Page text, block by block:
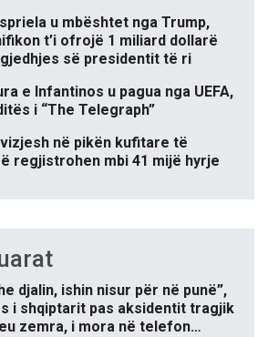
u mbështet nga Trump,
t’i ofrojë 1 miliard dollarë
së presidentit të ri
e Infantinos u pagua nga UEFA,
i “The Telegraph”
në pikën kufitare të
regjistrohen mbi 41 mijë hyrje
djalin, ishin nisur për në punë”,
i shqiptarit pas aksidentit tragjik
zemra, i mora në telefon…